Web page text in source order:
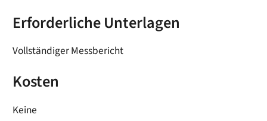
Erforderliche Unterlagen
Vollständiger Messbericht
Kosten
Keine